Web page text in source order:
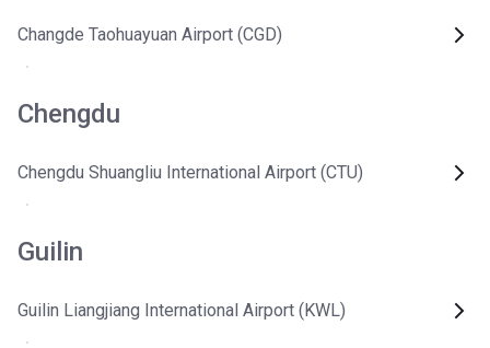
Changde Taohuayuan Airport (CGD)
Chengdu
Chengdu Shuangliu International Airport (CTU)
Guilin
Guilin Liangjiang International Airport (KWL)